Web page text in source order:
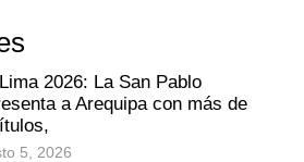
2026: La San Pablo
a Arequipa con más de
5, 2026